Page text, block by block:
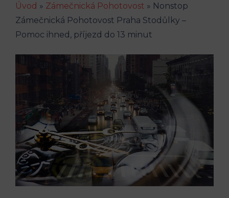
Úvod » Zámečnická Pohotovost » Nonstop
Zámečnická Pohotovost Praha Stodůlky –
Pomoc ihned, příjezd do 13 minut